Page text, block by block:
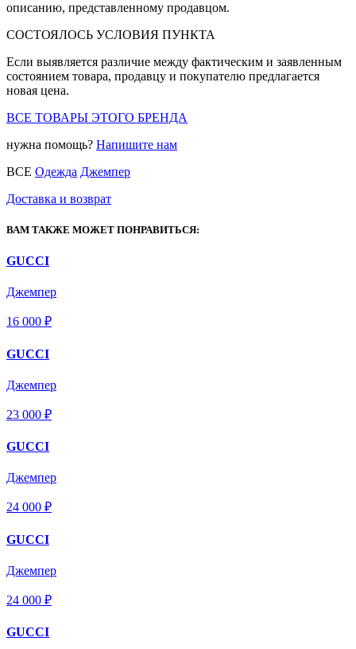
описанию, представленному продавцом.
СОСТОЯЛОСЬ УСЛОВИЯ ПУНКТА
Если выявляется различие между фактическим и заявленным
состоянием товара, продавцу и покупателю предлагается
новая цена.
ВСЕ ТОВАРЫ ЭТОГО БРЕНДА
нужна помощь? Напишите нам
ВСЕ Одежда Джемпер
Доставка и возврат
ВАМ ТАКЖЕ МОЖЕТ ПОНРАВИТЬСЯ:
GUCCI
Джемпер
16 000 ₽
GUCCI
Джемпер
23 000 ₽
GUCCI
Джемпер
24 000 ₽
GUCCI
Джемпер
24 000 ₽
GUCCI